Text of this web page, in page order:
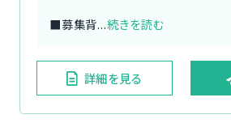
■募集背...続きを読む
詳細を見る